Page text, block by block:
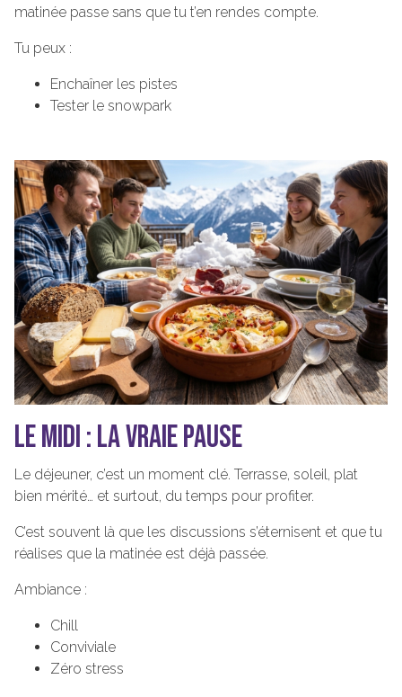
matinée passe sans que tu t’en rendes compte.
Tu peux :
Enchaîner les pistes
Tester le snowpark
LE MIDI : LA VRAIE PAUSE
Le déjeuner, c’est un moment clé. Terrasse, soleil, plat
bien mérité… et surtout, du temps pour profiter.
C’est souvent là que les discussions s’éternisent et que tu
réalises que la matinée est déjà passée.
Ambiance :
Chill
Conviviale
Zéro stress